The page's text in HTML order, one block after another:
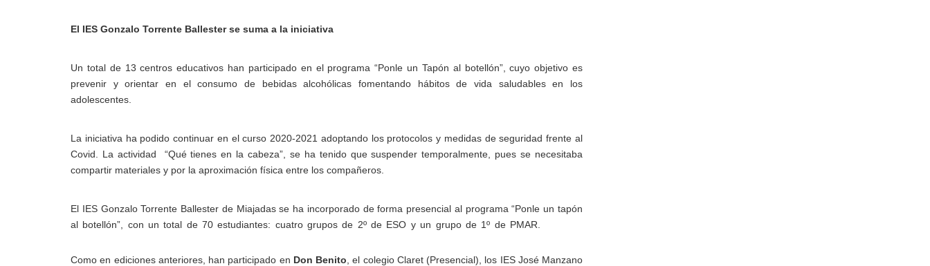
El IES Gonzalo Torrente Ballester se suma a la iniciativa
Un total de 13 centros educativos han participado en el programa “Ponle un Tapón al botellón”, cuyo objetivo es
prevenir y orientar en el consumo de bebidas alcohólicas fomentando hábitos de vida saludables en los
adolescentes.
La iniciativa ha podido continuar en el curso 2020-2021 adoptando los protocolos y medidas de seguridad frente al
Covid. La actividad “Qué tienes en la cabeza” , se ha tenido que suspender temporalmente, pues se necesitaba
compartir materiales y por la aproximación física entre los compañeros.
El IES Gonzalo Torrente Ballester de Miajadasse ha incorporado de forma presencial al programa “Ponle un tapón
al botellón”, con un total de 70 estudiantes: cuatro grupos de 2º de ESO y un grupo de 1º de PMAR.
Como en ediciones anteriores, han participado en Don Benito , el colegio Claret (Presencial), los IES José Manzano